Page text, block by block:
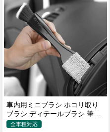
車内用ミニブラシ ホコリ取り
ブラシ ディテールブラシ 筆タ
イプ 車 エアコン吹き出し口
全車種対応